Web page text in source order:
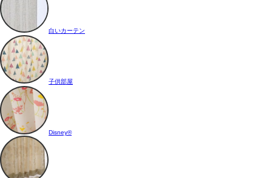
白いカーテン
子供部屋
Disney®